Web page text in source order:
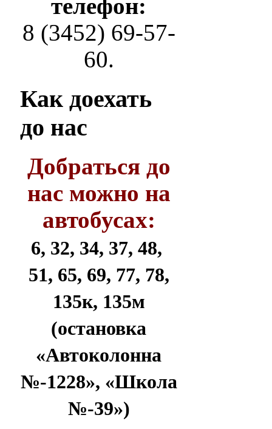
телефон:
8 (3452) 69-57-
60.
Как доехать
до нас
Добраться до
нас можно на
автобусах:
6, 32, 34, 37, 48,
51, 65, 69, 77, 78,
135к, 135м
(остановка
«Автоколонна
№-1228», «Школа
№-39»)